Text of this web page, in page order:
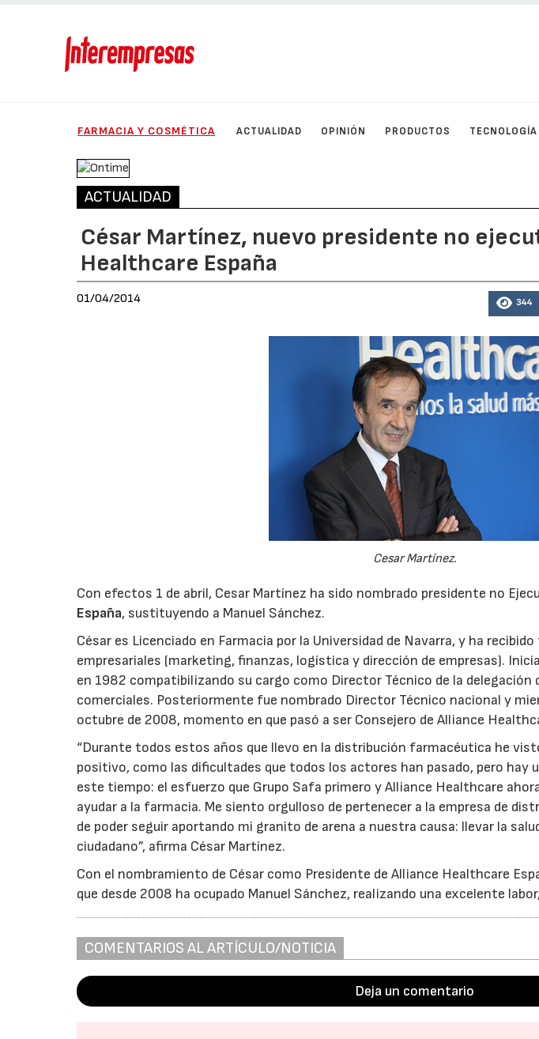
FARMACIA Y COSMÉTICA ACTUALIDAD OPINIÓN PRODUCTOS TECNOLOGÍA
ACTUALIDAD
César Martínez, nuevo presidente no
Healthcare España
01/04/2014 344
Cesar Martínez.
Con efectos 1 de abril, Cesar Martínez ha sido nombrado presidente no
España, sustituyendo a Manuel Sánchez.
César es Licenciado en Farmacia por la Universidad de Navarra, y ha
empresariales (marketing, finanzas, logística y dirección de empresas).
en 1982 compatibilizando su cargo como Director Técnico de la delegación
comerciales. Posteriormente fue nombrado Director Técnico nacional y
octubre de 2008, momento en que pasó a ser Consejero de Alliance
“Durante todos estos años que llevo en la distribución farmacéutica he
positivo, como las dificultades que todos los actores han pasado, pero hay
este tiempo: el esfuerzo que Grupo Safa primero y Alliance Healthcare
ayudar a la farmacia. Me siento orgulloso de pertenecer a la empresa de
de poder seguir aportando mi granito de arena a nuestra causa: llevar la
ciudadano”, afirma César Martínez.
Con el nombramiento de César como Presidente de Alliance Healthcare
que desde 2008 ha ocupado Manuel Sánchez, realizando una excelente
COMENTARIOS AL ARTÍCULO/NOTICIA
Deja un comentario